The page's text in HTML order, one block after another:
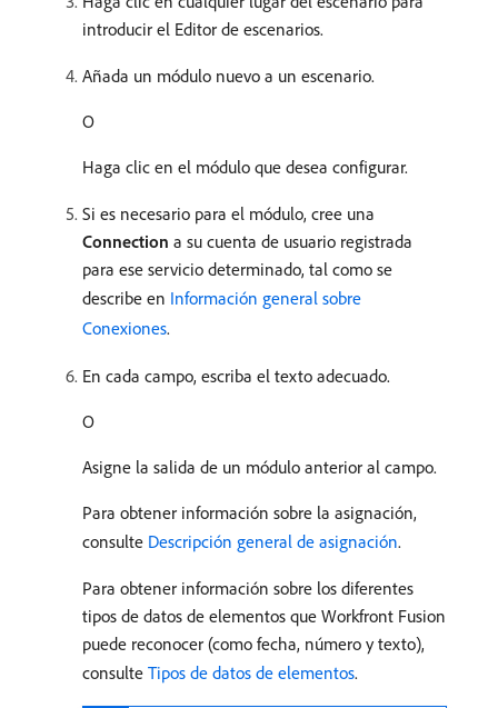
introducir el Editor de escenarios.
Añada un módulo nuevo a un escenario.
O
Haga clic en el módulo que desea configurar.
Si es necesario para el módulo, cree una
Connection a su cuenta de usuario registrada
para ese servicio determinado, tal como se
describe en Información general sobre
Conexiones.
En cada campo, escriba el texto adecuado.
O
Asigne la salida de un módulo anterior al campo.
Para obtener información sobre la asignación,
consulte Descripción general de asignación.
Para obtener información sobre los diferentes
tipos de datos de elementos que Workfront Fusion
puede reconocer (como fecha, número y texto),
consulte Tipos de datos de elementos.